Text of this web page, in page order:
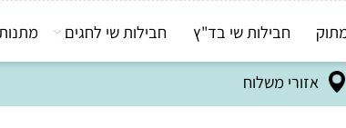
אזורי משלוח
חבילות שי בד"ץ חבילות שי לחגים מתנות